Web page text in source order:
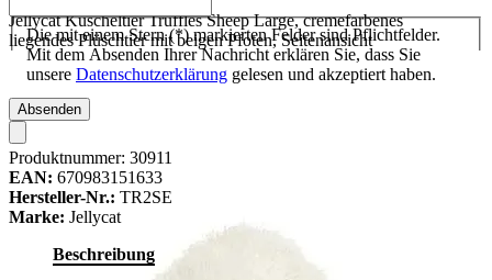
Jellycat Kuscheltier Truffles Sheep Large, cremefarbenes
liegendes Plüschtier mit beigen Pfoten, Seitenansicht
Die mit einem Stern (*) markierten Felder sind Pflichtfelder.
Mit dem Absenden Ihrer Nachricht erklären Sie, dass Sie
unsere Datenschutzerklärung gelesen und akzeptiert haben.
Absenden
Produktnummer: 30911
EAN: 670983151633
Hersteller-Nr.: TR2SE
Marke: Jellycat
Beschreibung